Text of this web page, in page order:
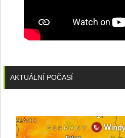
AKTUÁLNÍ POČASÍ